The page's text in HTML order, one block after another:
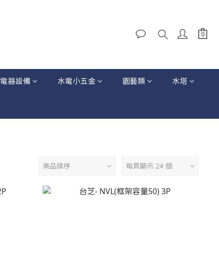
電器設備 水電小五金 園藝類 水塔
商品排序 每頁顯示 24 個